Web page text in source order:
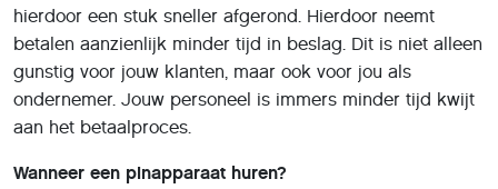
hierdoor een stuk sneller afgerond. Hierdoor neemt
betalen aanzienlijk minder tijd in beslag. Dit is niet alleen
gunstig voor jouw klanten, maar ook voor jou als
ondernemer. Jouw personeel is immers minder tijd kwijt
aan het betaalproces.
Wanneer een pinapparaat huren?